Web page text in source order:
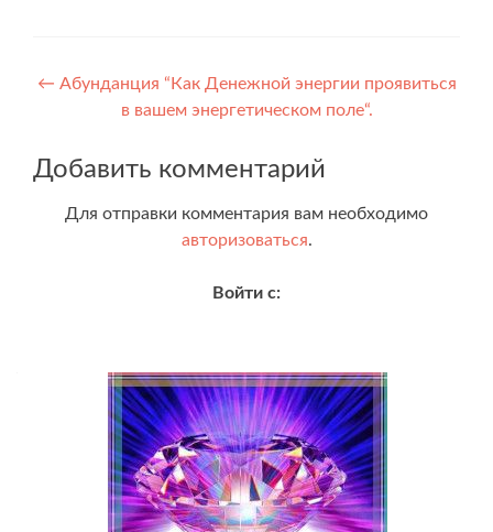
Навигация
записям
← Абунданция “Как Денежной энергии проявиться
в вашем энергетическом поле“.
Добавить комментарий
Для отправки комментария вам необходимо
авторизоваться.
Войти с: